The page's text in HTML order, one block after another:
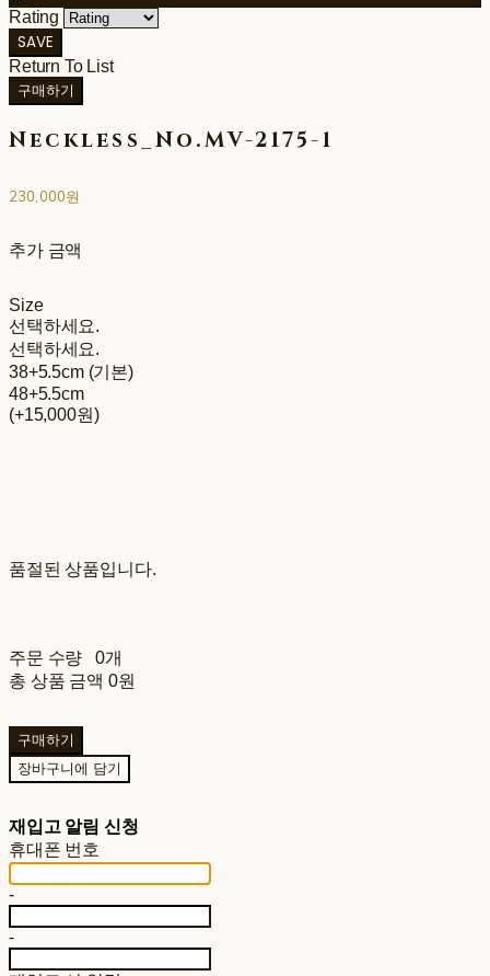
Rating
SAVE
Return To List
구매하기
Neckless_No.MV-2175-1
230,000원
추가 금액
Size
선택하세요.
선택하세요.
38+5.5cm (기본)
48+5.5cm
(+15,000원)
품절된 상품입니다.
주문 수량
0개
총 상품 금액 0원
구매하기
장바구니에 담기
재입고 알림 신청
휴대폰 번호
-
-